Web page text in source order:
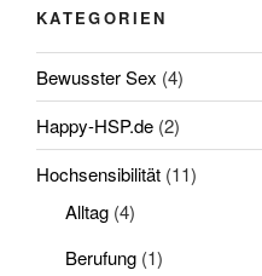
KATEGORIEN
Bewusster Sex (4)
Happy-HSP.de (2)
Hochsensibilität (11)
Alltag (4)
Berufung (1)